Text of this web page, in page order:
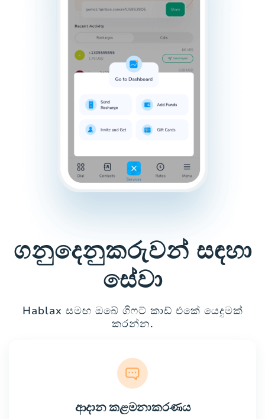
ගනුදෙනුකරුවන් සඳහා
සේවා
Hablax සමඟ ඔබේ ගිෆට් කාඩ් එකේ යෙදුමක්
කරන්න.
ආදාන කළමනාකරණය